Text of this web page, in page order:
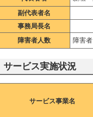
副代表者名
事務局長名
障害者人数
障害
サービス実施状況
サービス事業名